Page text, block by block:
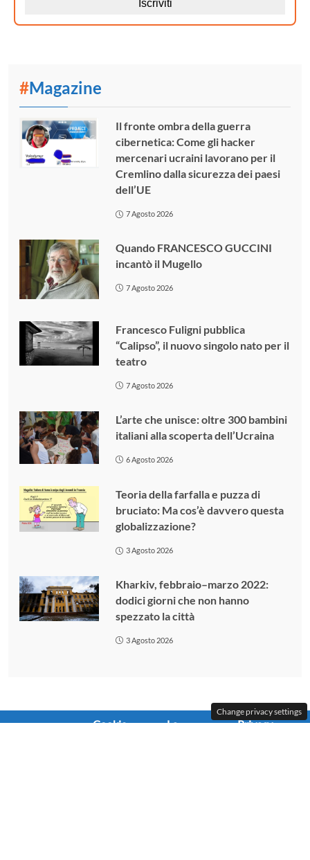
#Magazine
Il fronte ombra della guerra
cibernetica: Come gli hacker
mercenari ucraini lavorano per il
Cremlino dalla sicurezza dei paesi
dell’UE
7 Agosto 2026
Quando FRANCESCO GUCCINI
incantò il Mugello
7 Agosto 2026
Francesco Fuligni pubblica
“Calipso”, il nuovo singolo nato per il
teatro
7 Agosto 2026
L’arte che unisce: oltre 300 bambini
italiani alla scoperta dell’Ucraina
6 Agosto 2026
Teoria della farfalla e puzza di
bruciato: Ma cos’è davvero questa
globalizzazione?
3 Agosto 2026
Kharkiv, febbraio–marzo 2022:
dodici giorni che non hanno
spezzato la città
3 Agosto 2026
Cookie
La
Privacy
Change privacy settings